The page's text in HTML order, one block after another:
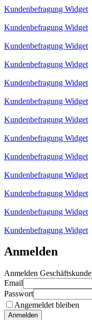
Kundenbefragung Widget
Kundenbefragung Widget
Kundenbefragung Widget
Kundenbefragung Widget
Kundenbefragung Widget
Kundenbefragung Widget
Kundenbefragung Widget
Kundenbefragung Widget
Kundenbefragung Widget
Kundenbefragung Widget
Kundenbefragung Widget
Kundenbefragung Widget
Kundenbefragung Widget
Anmelden
Anmelden Geschäftskunde
Email
Passwort
Angemeldet bleiben
Anmelden